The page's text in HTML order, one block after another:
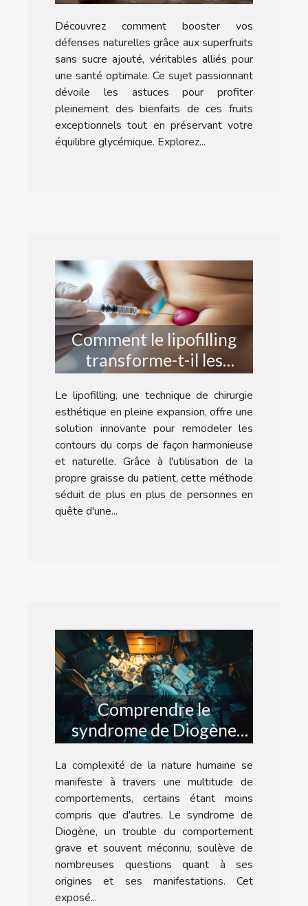
les superfruits sans sucre
ajouté
Découvrez comment booster vos
défenses naturelles grâce aux superfruits
sans sucre ajouté, véritables alliés pour
une santé optimale. Ce sujet passionnant
dévoile les astuces pour profiter
pleinement des bienfaits de ces fruits
exceptionnels tout en préservant votre
équilibre glycémique. Explorez...
Comment le lipofilling
transforme-t-il les
contours du corps ?
Le lipofilling, une technique de chirurgie
esthétique en pleine expansion, offre une
solution innovante pour remodeler les
contours du corps de façon harmonieuse
et naturelle. Grâce à l'utilisation de la
propre graisse du patient, cette méthode
séduit de plus en plus de personnes en
quête d'une...
Comprendre le
syndrome de Diogène
causes symptômes et
prises en charge
La complexité de la nature humaine se
manifeste à travers une multitude de
comportements, certains étant moins
compris que d'autres. Le syndrome de
Diogène, un trouble du comportement
grave et souvent méconnu, soulève de
nombreuses questions quant à ses
origines et ses manifestations. Cet
exposé...